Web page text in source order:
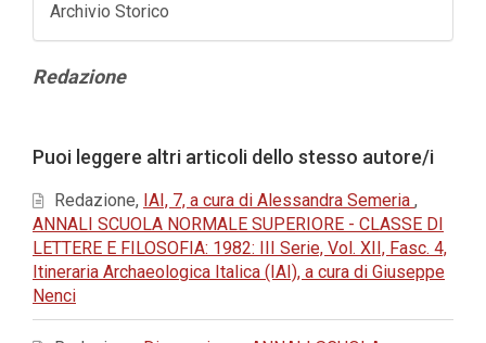
Archivio Storico
Contenuto
Redazione
dell'articolo
Puoi leggere altri articoli dello stesso autore/i
Redazione, IAI, 7, a cura di Alessandra Semeria ,
ANNALI SCUOLA NORMALE SUPERIORE - CLASSE DI
LETTERE E FILOSOFIA: 1982: III Serie, Vol. XII, Fasc. 4,
Itineraria Archaeologica Italica (IAI), a cura di Giuseppe
Nenci